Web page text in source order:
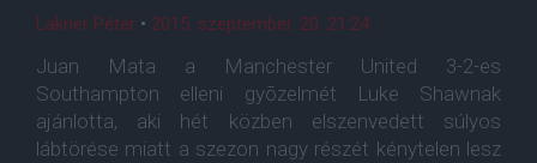
Lakner Péter • 2015. szeptember. 20. 21:24
Juan Mata a Manchester United 3-2-es
Southampton elleni gyõzelmét Luke Shawnak
ajánlotta, aki hét közben elszenvedett súlyos
lábtörése miatt a szezon nagy részét kénytelen lesz